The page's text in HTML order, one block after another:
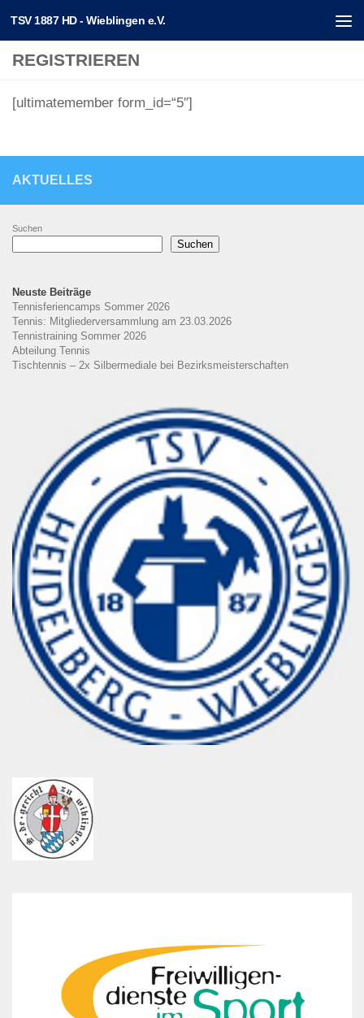
Unter dem Inhalt
TSV 1887 HD - Wieblingen e.V.
REGISTRIEREN
[ultimatemember form_id=“5″]
AKTUELLES
Suchen
Suchen
Neuste Beiträge
Tennisferiencamps Sommer 2026
Tennis: Mitgliederversammlung am 23.03.2026
Tennistraining Sommer 2026
Abteilung Tennis
Tischtennis – 2x Silbermediale bei Bezirksmeisterschaften